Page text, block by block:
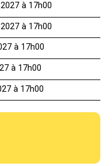
à 17h00
à 17h00
à 17h00
à 17h00
à 17h00